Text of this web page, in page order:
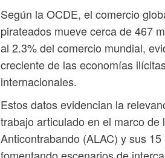
Según la OCDE, el comercio
pirateados mueve cerca de 467
al 2.3% del comercio mundial,
creciente de las economías
internacionales.
Estos datos evidencian la
trabajo articulado en el marco
Anticontrabando (ALAC) y sus